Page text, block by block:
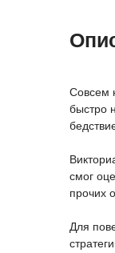
Совсем
быстро
смог
прочих
Для